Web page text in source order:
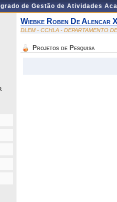
de Gestão de Atividades
Wiebke Roben De Alencar
DLEM - CCHLA - DEPARTAMENTO
Projetos de Pesquisa